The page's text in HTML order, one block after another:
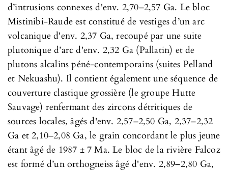
d’intrusions connexes d'env. 2,70–2,57 Ga. Le bloc
Mistinibi-Raude est constitué de vestiges d’un arc
volcanique d'env. 2,37 Ga, recoupé par une suite
plutonique d’arc d'env. 2,32 Ga (Pallatin) et de
plutons alcalins péné-contemporains (suites Pelland
et Nekuashu). Il contient également une séquence de
couverture clastique grossière (le groupe Hutte
Sauvage) renfermant des zircons détritiques de
sources locales, âgés d'env. 2,57–2,50 Ga, 2,37–2,32
Ga et 2,10–2,08 Ga, le grain concordant le plus jeune
étant âgé de 1987 ± 7 Ma. Le bloc de la rivière Falcoz
est formé d’un orthogneiss âgé d'env. 2,89–2,80 Ga,